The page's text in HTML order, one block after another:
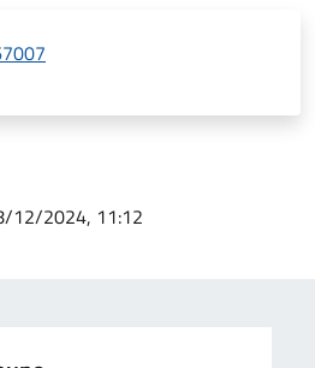
12/2024, 11:12